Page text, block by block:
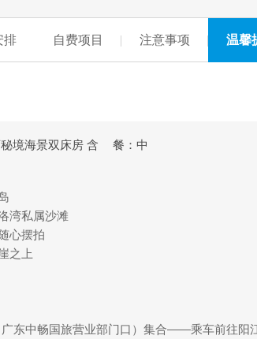
排 自费项目 注意事项 温馨
境海景双床房 含 餐：中
湾私属沙滩
心摆拍
之上
东中畅国旅营业部门口）集合——乘车前往阳